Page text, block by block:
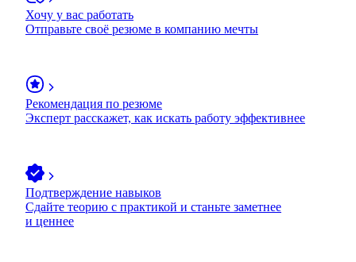
Хочу у вас работать
Отправьте своё резюме в компанию мечты
Рекомендация по резюме
Эксперт расскажет, как искать работу эффективнее
Подтверждение навыков
Сдайте теорию с практикой и станьте заметнее
и ценнее